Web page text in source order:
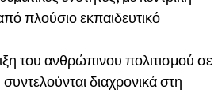
πλούσιο εκπαιδευτικό
του ανθρώπινου πολιτισμού σε
διαχρονικά στη